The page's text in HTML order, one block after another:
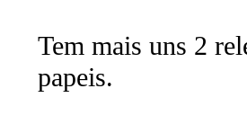
Tem mais uns 2
papeis.